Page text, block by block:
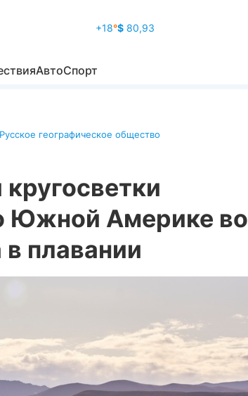
+18°$ 80,93
АвтоСпорт
Русское географическое общество
Южной Америке во
плавании